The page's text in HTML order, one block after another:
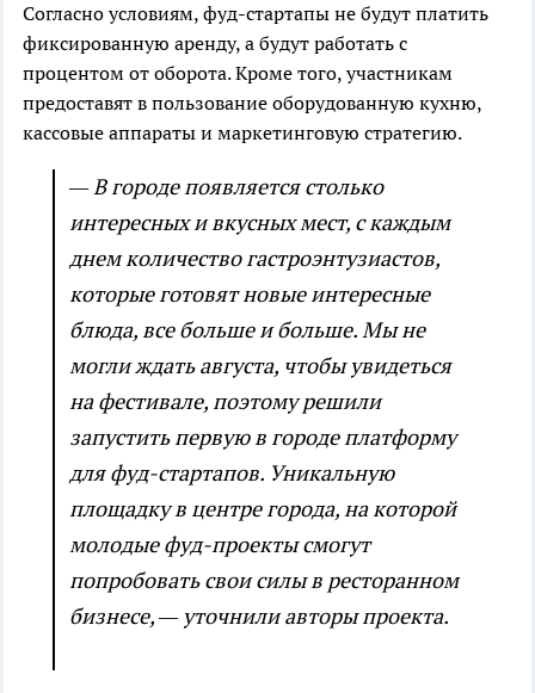
Согласно условиям, фуд-стартапы не будут платить
фиксированную аренду, а будут работать с
процентом от оборота. Кроме того, участникам
предоставят в пользование оборудованную кухню,
кассовые аппараты и маркетинговую стратегию.
— В городе появляется столько
интересных и вкусных мест, с каждым
днем количество гастроэнтузиастов,
которые готовят новые интересные
блюда, все больше и больше. Мы не
могли ждать августа, чтобы увидеться
на фестивале, поэтому решили
запустить первую в городе платформу
для фуд-стартапов. Уникальную
площадку в центре города, на которой
молодые фуд-проекты смогут
попробовать свои силы в ресторанном
бизнесе, — уточнили авторы проекта.